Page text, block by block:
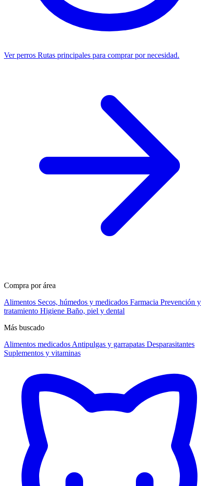
Ver perros Rutas principales para comprar por necesidad.
Compra por área
Alimentos Secos, húmedos y medicados Farmacia Prevención y
tratamiento Higiene Baño, piel y dental
Más buscado
Alimentos medicados Antipulgas y garrapatas Desparasitantes
Suplementos y vitaminas